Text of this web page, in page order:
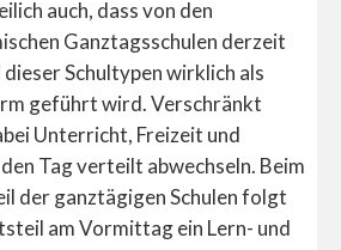
auch, dass von den
Ganztagsschulen derzeit
Schultypen wirklich als
geführt wird. Verschränkt
Unterricht, Freizeit und
Tag verteilt abwechseln. Beim
der ganztägigen Schulen folgt
am Vormittag ein Lern- und